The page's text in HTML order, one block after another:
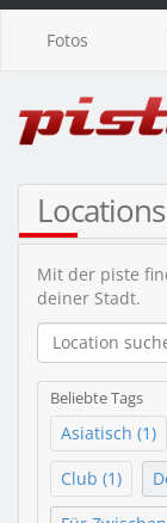
Fotos
Locations
Mit der piste
deiner Stadt.
Beliebte Tags
Asiatisch (1)
Club (1)